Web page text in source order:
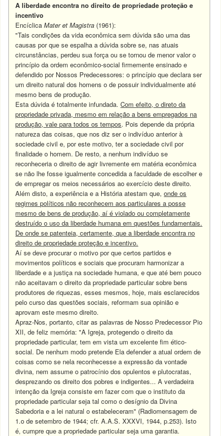
A liberdade encontra no direito de propriedade proteção e
incentivo
EncíclicaMater et Magistra (1961):
"Tais condições da vida econômica sem dúvida são uma das
causas por que se espalha a dúvida sobre se, nas atuais
circunstâncias, perdeu sua força ou se tornou de menor valor o
princípio da ordem econômico-social firmemente ensinado e
defendido por Nossos Predecessores: o princípio que declara ser
um direito natural dos homens o de possuir individualmente até
mesmo bens de produção.
Esta dúvida é totalmente infundada.Com efeito, o direto da
propriedade privada, mesmo em relação a bens empregados na
produção, vale para todos os tempos. Pois depende da própria
natureza das coisas, que nos diz ser o indivíduo anterior à
sociedade civil e, por este motivo, ter a sociedade civil por
finalidade o homem. De resto, a nenhum indivíduo se
reconheceria o direito de agir livremente em matéria econômica
se não lhe fosse igualmente concedida a faculdade de escolher e
de empregar os meios necessários ao exercício deste direito.
Além disto, a experiência e a História atestam que,onde os
regimes políticos não reconhecem aos particulares a posse
mesmo de bens de produção, aí é violado ou completamente
destruído o uso da liberdade humana em questões fundamentais.
De onde se patenteia, certamente, que a liberdade encontra no
direito de propriedade proteção e incentivo.
Aí se deve procurar o motivo por que certos partidos e
movimentos políticos e sociais que procuram harmonizar a
liberdade e a justiça na sociedade humana, e que até bem pouco
não aceitavam o direito da propriedade particular sobre bens
produtores de riquezas, esses mesmos, hoje, mais esclarecidos
pelo curso das questões sociais, reformam sua opinião e
aprovam este mesmo direito.
Apraz-Nos, portanto, citar as palavras de Nosso Predecessor Pio
XII, de feliz memória: "A Igreja, protegendo o direito da
propriedade particular, tem em vista um excelente fim ético-
social. De nenhum modo pretende Ela defender a atual ordem de
coisas como se nela reconhecesse a expressão da vontade
divina, nem assume o patrocínio dos opulentos e plutocratas,
desprezando os direito dos pobres e indigentes... A verdadeira
intenção da Igreja consiste em fazer com que o instituto da
propriedade particular seja tal como o desígnio da Divina
Sabedoria e a lei natural o estabeleceram" (Radiomensagem de
1.o de setembro de 1944; cfr. A.A.S. XXXVI, 1944, p.253). Isto
é, cumpre que a propriedade particular seja uma garantia.